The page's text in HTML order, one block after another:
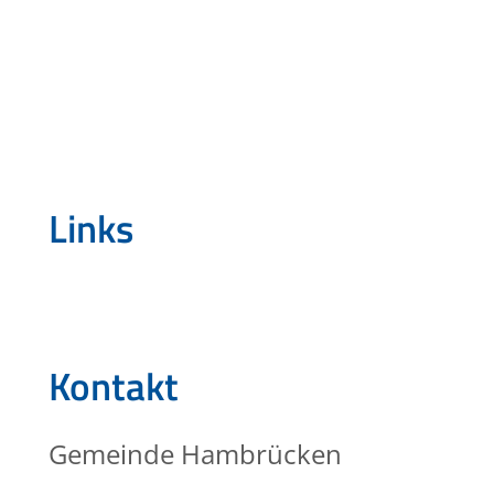
Links
Kontakt
Gemeinde Hambrücken